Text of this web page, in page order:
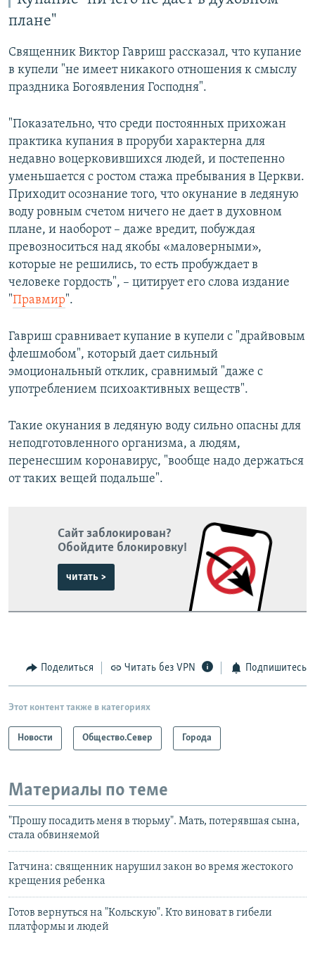
плане"
Священник Виктор Гавриш рассказал, что купание
в купели "не имеет никакого отношения к смыслу
праздника Богоявления Господня".
"Показательно, что среди постоянных прихожан
практика купания в проруби характерна для
недавно воцерковившихся людей, и постепенно
уменьшается с ростом стажа пребывания в Церкви.
Приходит осознание того, что окунание в ледяную
воду ровным счетом ничего не дает в духовном
плане, и наоборот – даже вредит, побуждая
превозноситься над якобы «маловерными»,
которые не решились, то есть пробуждает в
человеке гордость", – цитирует его слова издание
"Правмир".
Гавриш сравнивает купание в купели с "драйвовым
флешмобом", который дает сильный
эмоциональный отклик, сравнимый "даже с
употреблением психоактивных веществ".
Такие окунания в ледяную воду сильно опасны для
неподготовленного организма, а людям,
перенесшим коронавирус, "вообще надо держаться
от таких вещей подальше".
Сайт заблокирован?
Обойдите блокировку!
читать >
Поделиться Читать без VPN Подпишитесь
Этот контент также в категориях
Новости Общество.Север Города
Материалы по теме
"Прошу посадить меня в тюрьму". Мать, потерявшая сына,
стала обвиняемой
Гатчина: священник нарушил закон во время жестокого
крещения ребенка
Готов вернуться на "Кольскую". Кто виноват в гибели
платформы и людей